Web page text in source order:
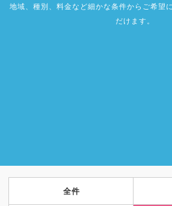
地域、種別、料金など細かな条件からご希望
だけます。
全件